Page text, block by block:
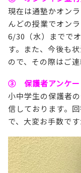
現在は通塾かオン
んどの授業でオン
6/30（水）までで
す。また、今後も
ので、その際はご連
③ 保護者アンケー
小中学生の保護者
信しております。
で、大変お手数で